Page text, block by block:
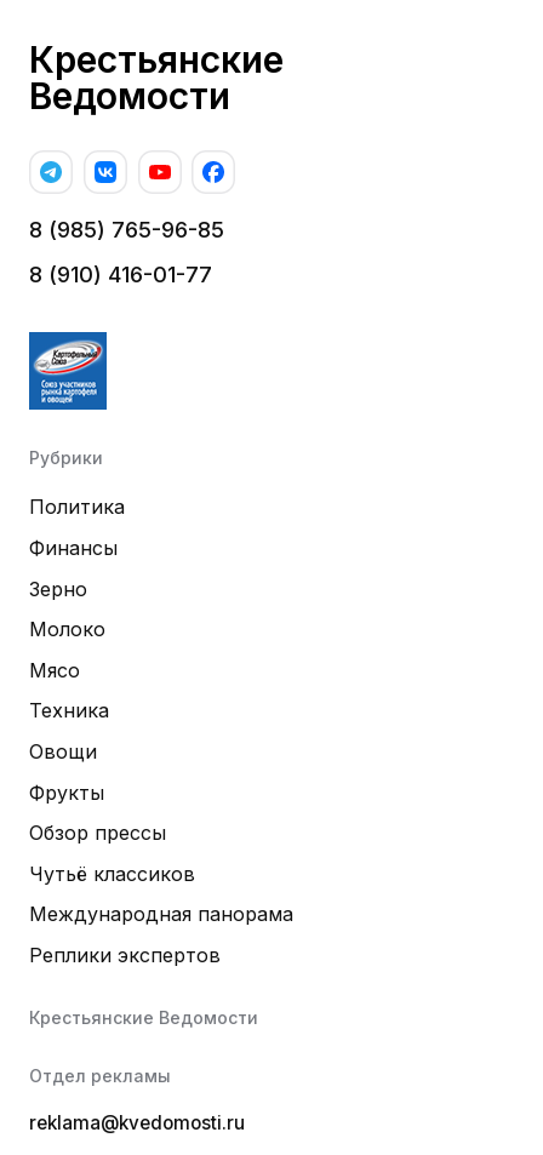
Крестьянские
Ведомости
8 (985) 765-96-85
8 (910) 416-01-77
Рубрики
Политика
Финансы
Зерно
Молоко
Мясо
Техника
Овощи
Фрукты
Обзор прессы
Чутьё классиков
Международная панорама
Реплики экспертов
Крестьянские Ведомости
Отдел рекламы
reklama@kvedomosti.ru